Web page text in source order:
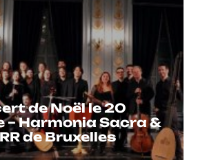
de Noël le 20
– Harmonia Sacra &
de Bruxelles